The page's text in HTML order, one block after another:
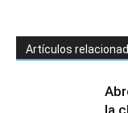
Artículos
la